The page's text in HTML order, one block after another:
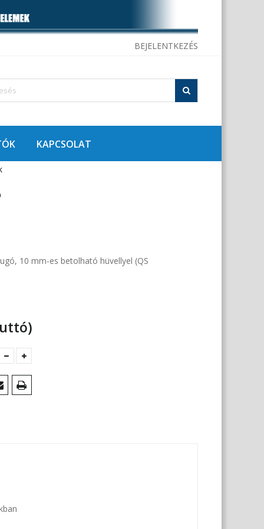
BEJELENTKEZÉS
KAPCSOLAT
10 mm-es betolható hüvellyel (QS